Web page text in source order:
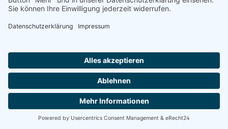
© 2026 werkhof.at - with bychiliSCHARF
und ggf. Nachnahmegebühren, wenn nicht anders angegeben.